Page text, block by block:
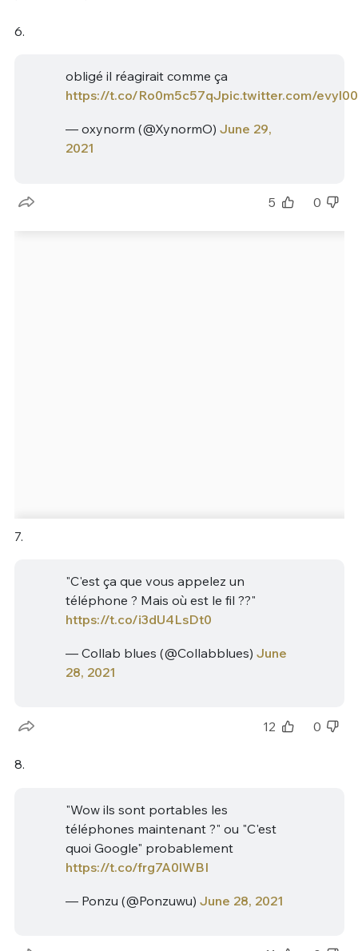
6.
obligé il réagirait comme ça
https://t.co/Ro0m5c57qJpic.twitter.com/
— oxynorm (@XynormO) June 29,
2021
5 0
7.
"C'est ça que vous appelez un
téléphone ? Mais où est le fil ??"
https://t.co/i3dU4LsDt0
— Collab blues (@Collabblues) June
28, 2021
12 0
8.
"Wow ils sont portables les
téléphones maintenant ?" ou "C'est
quoi Google" probablement
https://t.co/frg7A0lWBI
— Ponzu (@Ponzuwu) June 28, 2021